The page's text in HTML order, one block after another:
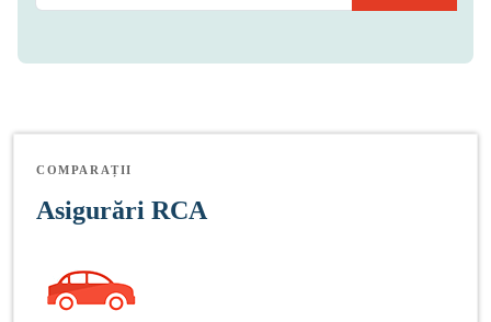
COMPARAȚII
Asigurări RCA